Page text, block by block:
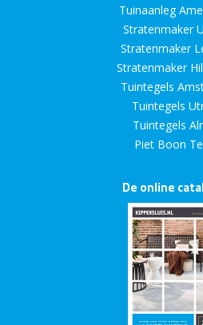
Tuinaanleg
Stratenmaker
Stratenmaker
Stratenmaker
Tuintegels
Tuintegels
Tuintegels
Piet Boon
De online